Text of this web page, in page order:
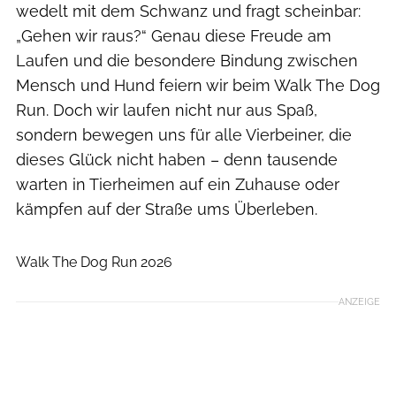
wedelt mit dem Schwanz und fragt scheinbar:
„Gehen wir raus?“ Genau diese Freude am
Laufen und die besondere Bindung zwischen
Mensch und Hund feiern wir beim Walk The Dog
Run. Doch wir laufen nicht nur aus Spaß,
sondern bewegen uns für alle Vierbeiner, die
dieses Glück nicht haben – denn tausende
warten in Tierheimen auf ein Zuhause oder
kämpfen auf der Straße ums Überleben.
Walk The Dog Run 2026
ANZEIGE